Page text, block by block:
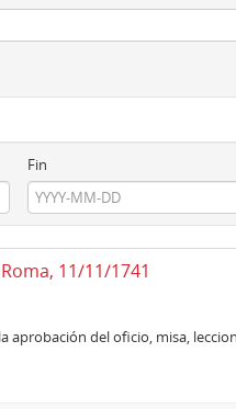
Fin
11/11/1741
del oficio, misa,